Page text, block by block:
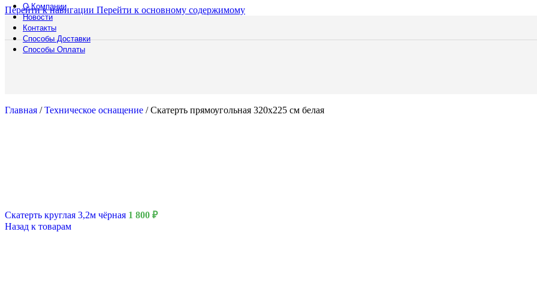
Перейти к навигации Перейти к основному содержимому
О Компании
Новости
Контакты
Способы Доставки
Способы Оплаты
Барные стойки
Главная / Техническое оснащение / Скатерть прямоугольная 320х225 см белая
Скатерть круглая 3,2м чёрная 1 800 ₽
Назад к товарам